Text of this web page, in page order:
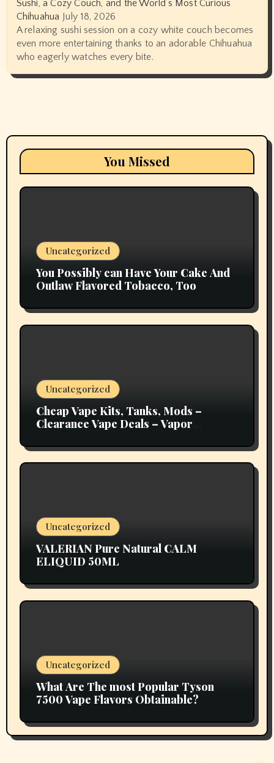
Sushi, a Cozy Couch, and the World’s Most Curious
Chihuahua July 18, 2026
A relaxing sushi session on a cozy white couch becomes
even more entertaining thanks to an adorable Chihuahua
who eagerly watches every bite.
You Missed
Uncategorized
You Possibly can Have Your Cake And
Outlaw Flavored Tobacco, Too
Uncategorized
Cheap Vape Kits, Tanks, Mods –
Clearance Vape Deals – Vapor
Uncategorized
VALERIAN Pure Natural CALM
ELIQUID 50ML
Uncategorized
What Are The most Popular Tyson
7500 Vape Flavors Obtainable?